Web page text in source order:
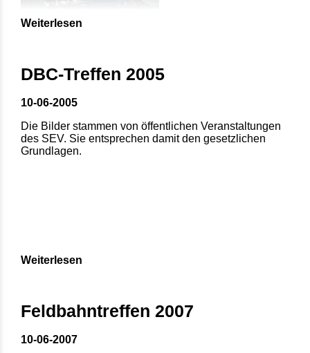
Weiterlesen
DBC-Treffen 2005
10-06-2005
Die Bilder stammen von öffentlichen Veranstaltungen
des SEV. Sie entsprechen damit den gesetzlichen
Grundlagen.
Weiterlesen
Feldbahntreffen 2007
10-06-2007